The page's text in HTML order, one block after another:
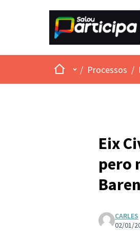
Inici Menú principal
/ Processos /
Eix
pero
CARLES
02/01/